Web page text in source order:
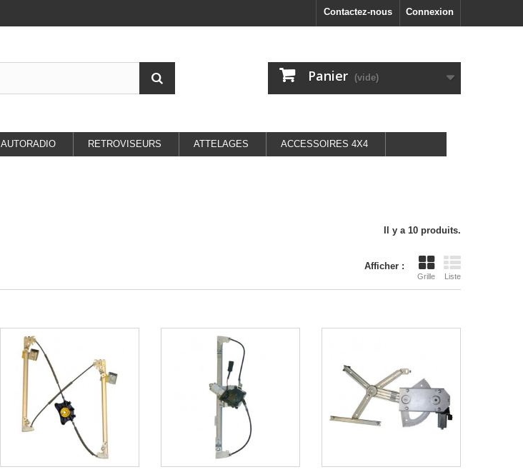
Connexion
Contactez-nous
Panier (vide)
AUTORADIO RETROVISEURS ATTELAGES ACCESSOIRES 4X4
Il y a 10 produits.
Afficher :
Grille Liste